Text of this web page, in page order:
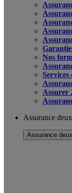
Nos
Assurer
Assurance
Assurance